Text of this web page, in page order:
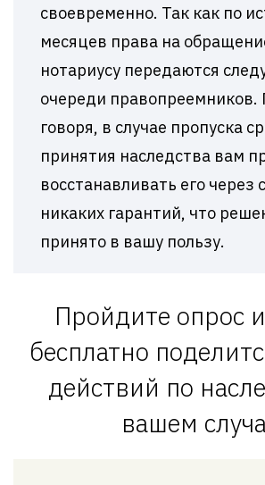
своевременно. Так как по
месяцев права на
нотариусу передаются
очереди
говоря, в случае пропуска
принятия наследства вам
восстанавливать его через
никаких гарантий, что
принято в вашу пользу.
Пройдите опрос
бесплатно
действий по
вашем